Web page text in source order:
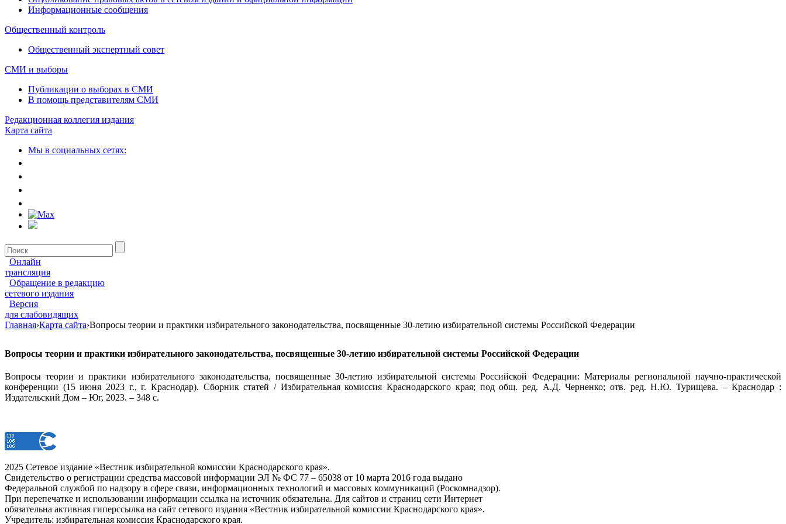
Информационные сообщения
Общественный контроль
Общественный экспертный совет
СМИ и выборы
Публикации о выборах в СМИ
В помощь представителям СМИ
Редакционная коллегия издания
Карта сайта
Мы в социальных сетях:
Онлайн
трансляция
Обращение в редакцию
сетевого издания
Версия
для слабовидящих
Главная›Карта сайта›Вопросы теории и практики избирательного законодательства, посвященные 30-летию избирательной системы Российской Федерации
Вопросы теории и практики избирательного законодательства, посвященные 30-летию избирательной системы Российской Федерации
Вопросы теории и практики избирательного законодательства, посвященные 30-летию избирательной системы Российской Федерации: Материалы региональной научно-практической
конференции (15 июня 2023 г., г. Краснодар). Сборник статей / Избирательная комиссия Краснодарского края; под общ. ред. А.Д. Черненко; отв. ред. Н.Ю. Турищева. – Краснодар :
Издательский Дом – Юг, 2023. – 348 с.
2025 Сетевое издание «Вестник избирательной комиссии Краснодарского края».
Свидетельство о регистрации средства массовой информации ЭЛ № ФС 77 – 65038 от 10 марта 2016 года выдано
Федеральной службой по надзору в сфере связи, информационных технологий и массовых коммуникаций (Роскомнадзор).
При перепечатке и использовании информации ссылка на источник обязательна. Для сайтов и страниц сети Интернет
обязательна активная гиперссылка на сайт сетевого издания «Вестник избирательной комиссии Краснодарского края».
Учредитель: избирательная комиссия Краснодарского края.